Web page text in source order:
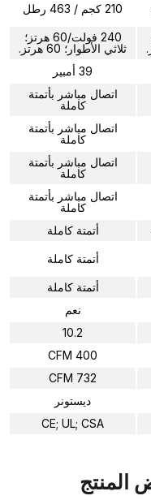
210 كجم / 463 رطل
240 فولت/60 هرتز؛
ثلاثي الأطوار؛ 60 هرتز.
39 أمبير
اتصال مباشر بأتمتة
كاملة
اتصال مباشر بأتمتة
كاملة
اتصال مباشر بأتمتة
كاملة
اتصال مباشر بأتمتة
كاملة
أتمتة كاملة
أتمتة كاملة
أتمتة كاملة
نعم
10.2
400 CFM
732 CFM
ديستونر
CE; UL; CSA